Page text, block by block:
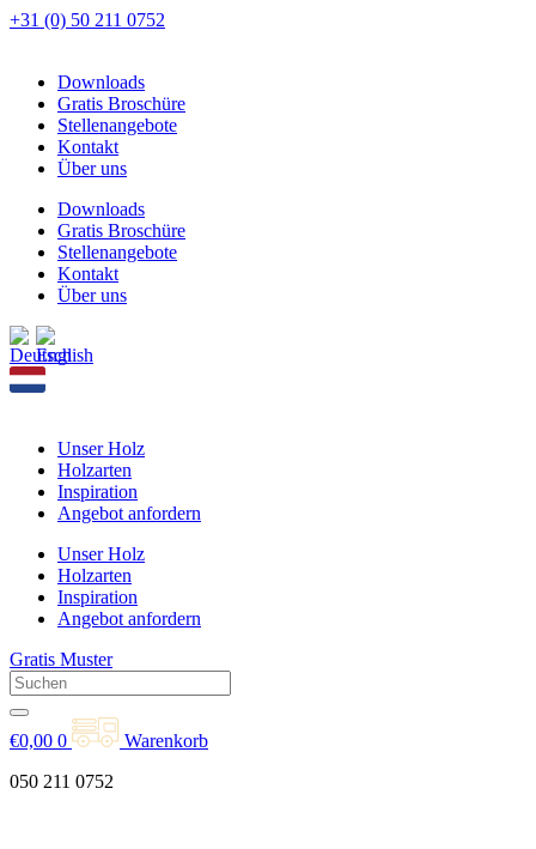
Zum
+31 (0) 50 211 0752
Downloads
Gratis Broschüre
Stellenangebote
Kontakt
Über uns
Downloads
Gratis Broschüre
Stellenangebote
Kontakt
Über uns
Unser Holz
Holzarten
Inspiration
Angebot anfordern
Unser Holz
Holzarten
Inspiration
Angebot anfordern
Gratis Muster
€0,00 0
Warenkorb
050 211 0752